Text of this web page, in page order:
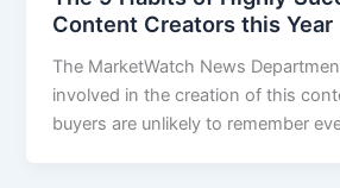
Content Creators this Year
The MarketWatch News
involved in the creation of this
buyers are unlikely to remember